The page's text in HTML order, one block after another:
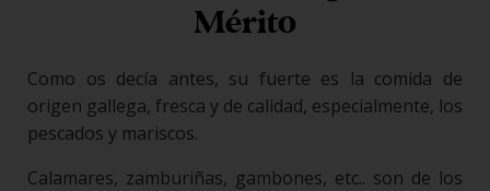
Mérito
Como os decía antes, su fuerte es la comida de
origen gallega, fresca y de calidad, especialmente, los
pescados y mariscos.
Calamares, zamburiñas, gambones, etc.. son de los